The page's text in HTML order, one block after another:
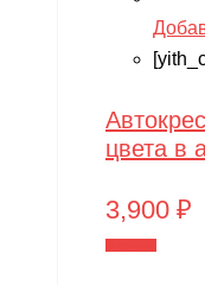
цвета в
3,900 ₽